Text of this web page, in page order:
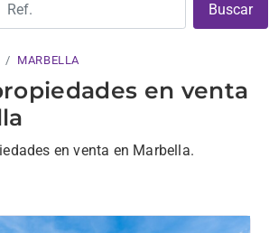
Buscar
MARBELLA
en venta
en venta en Marbella.